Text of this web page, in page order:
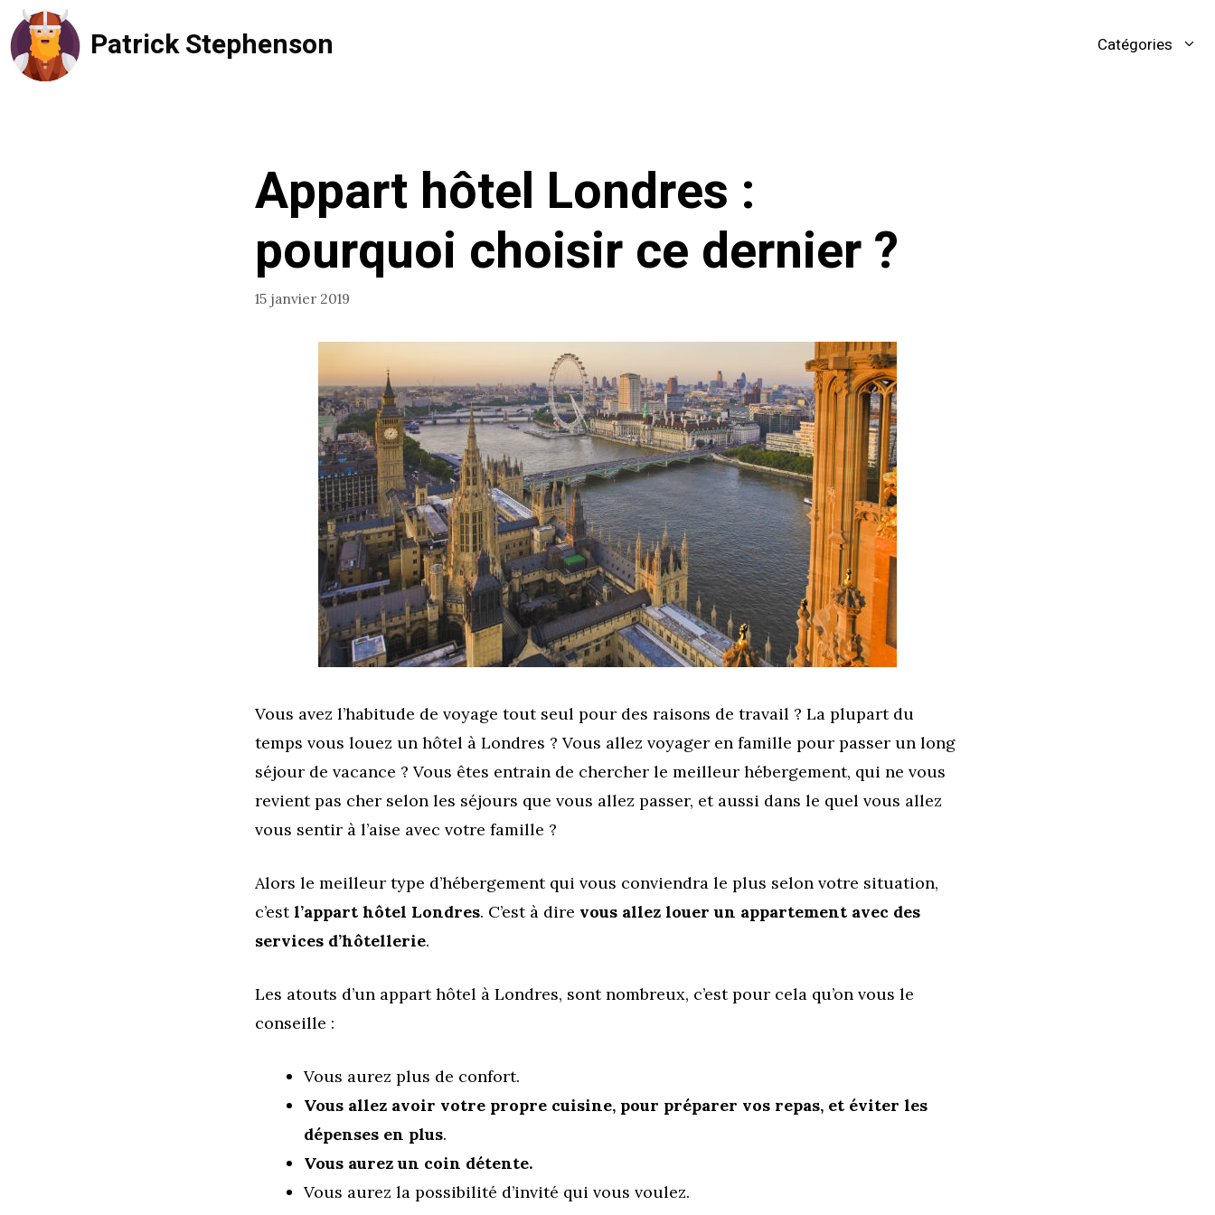
Aller
au
contenu
Patrick Stephenson Catégories
Appart hôtel Londres :
pourquoi choisir ce dernier ?
15 janvier 2019
Vous avez l’habitude de voyage tout seul pour des raisons de travail ? La plupart du
temps vous louez un hôtel à Londres ? Vous allez voyager en famille pour passer un long
séjour de vacance ? Vous êtes entrain de chercher le meilleur hébergement, qui ne vous
revient pas cher selon les séjours que vous allez passer, et aussi dans le quel vous allez
vous sentir à l’aise avec votre famille ?
Alors le meilleur type d’hébergement qui vous conviendra le plus selon votre situation,
c’estl’appart hôtel Londres. C’est à dire vous allez louer un appartement avec des
services d’hôtellerie.
Les atouts d’un appart hôtel à Londres, sont nombreux, c’est pour cela qu’on vous le
conseille :
Vous aurez plus de confort.
Vous allez avoir votre propre cuisine, pour préparer vos repas, et éviter les
dépenses en plus.
Vous aurez un coin détente.
Vous aurez la possibilité d’invité qui vous voulez.